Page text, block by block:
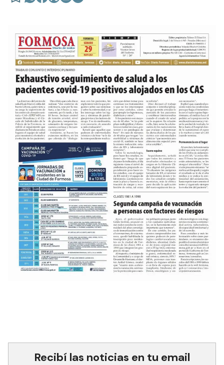
Recibí las noticias en tu email